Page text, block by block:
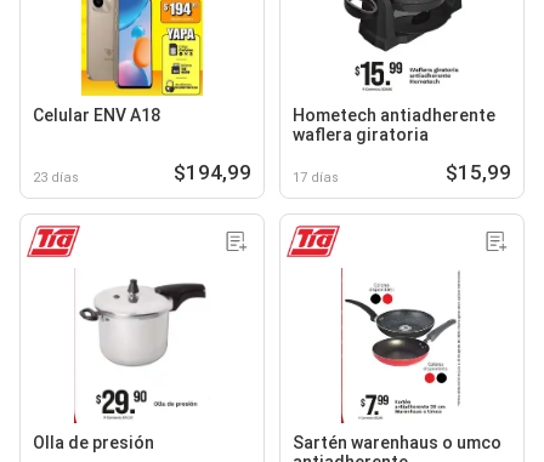
Celular ENV A18
23 días $194,99
Hometech antiadherente
waflera giratoria
17 días $15,99
Olla de presión
Sartén warenhaus o umco